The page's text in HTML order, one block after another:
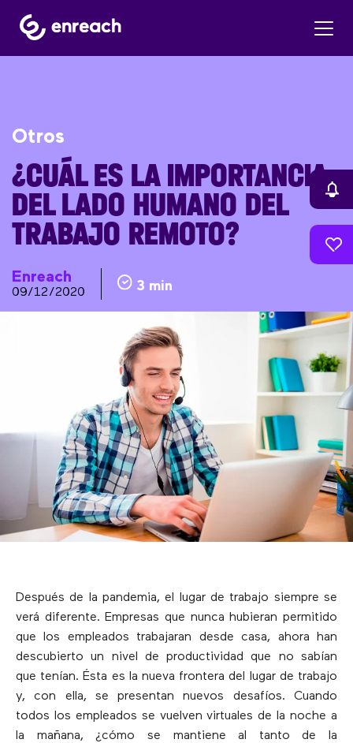
Otros
¿CUÁL ES LA IMPORTANCIA
DEL LADO HUMANO DEL
TRABAJO REMOTO?
Enreach
09/12/2020 3 min
Después de la pandemia, el lugar de trabajo siempre se
verá diferente. Empresas que nunca hubieran permitido
que los empleados trabajaran desde casa, ahora han
descubierto un nivel de productividad que no sabían
que tenían. Ésta es la nueva frontera del lugar de trabajo
y, con ella, se presentan nuevos desafíos. Cuando
todos los empleados se vuelven virtuales de la noche a
la mañana, ¿cómo se mantiene al tanto de la